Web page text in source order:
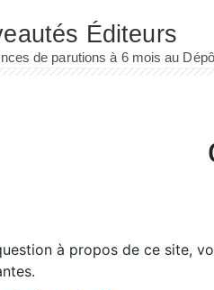
à propos de ce site,